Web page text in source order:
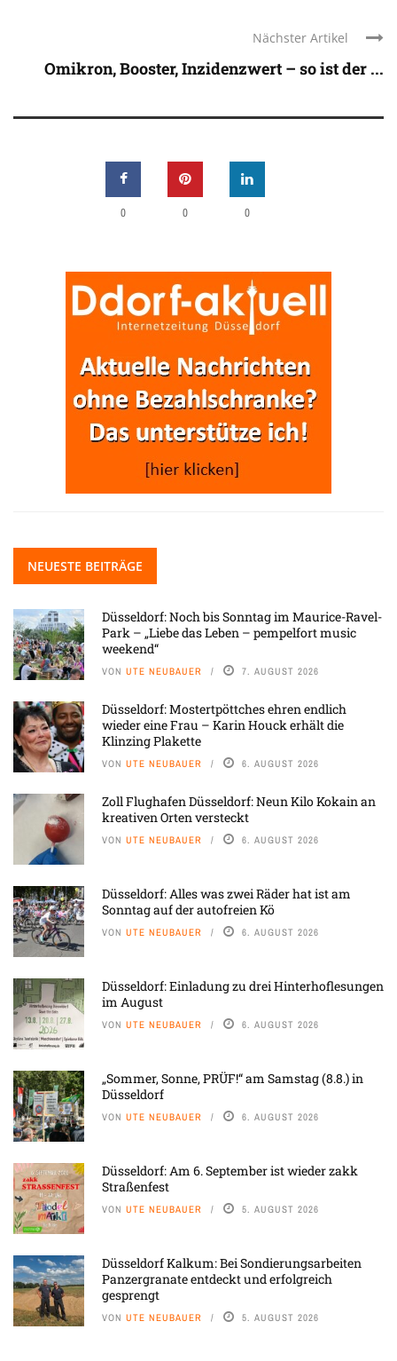
Nächster Artikel
Omikron, Booster, Inzidenzwert – so ist der ...
0 0 0
NEUESTE BEITRÄGE
Düsseldorf: Noch bis Sonntag im Maurice-Ravel-
Park – „Liebe das Leben – pempelfort music
weekend“
VON UTE NEUBAUER 7. AUGUST 2026
Düsseldorf: Mostertpöttches ehren endlich
wieder eine Frau – Karin Houck erhält die
Klinzing Plakette
VON UTE NEUBAUER 6. AUGUST 2026
Zoll Flughafen Düsseldorf: Neun Kilo Kokain an
kreativen Orten versteckt
VON UTE NEUBAUER 6. AUGUST 2026
Düsseldorf: Alles was zwei Räder hat ist am
Sonntag auf der autofreien Kö
VON UTE NEUBAUER 6. AUGUST 2026
Düsseldorf: Einladung zu drei Hinterhoflesungen
im August
VON UTE NEUBAUER 6. AUGUST 2026
„Sommer, Sonne, PRÜF!“ am Samstag (8.8.) in
Düsseldorf
VON UTE NEUBAUER 6. AUGUST 2026
Düsseldorf: Am 6. September ist wieder zakk
Straßenfest
VON UTE NEUBAUER 5. AUGUST 2026
Düsseldorf Kalkum: Bei Sondierungsarbeiten
Panzergranate entdeckt und erfolgreich
gesprengt
VON UTE NEUBAUER 5. AUGUST 2026